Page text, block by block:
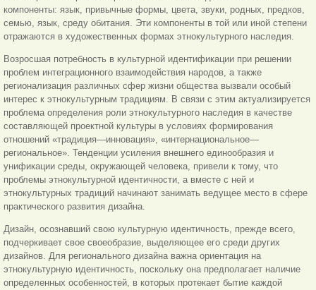
компоненты: язык, привычные формы, цвета, звуки, родных, предков,
семью, язык, среду обитания. Эти компоненты в той или иной степени
отражаются в художественных формах этнокультурного наследия.
Возросшая потребность в культурной идентификации при решении
проблем интеграционного взаимодействия народов, а также
регионализация различных сфер жизни общества вызвали особый
интерес к этнокультурным традициям. В связи с этим актуализируется
проблема определения роли этнокультурного наследия в качестве
составляющей проектной культуры в условиях формирования
отношений «традиция—инновация», «интернациональное—
региональное». Тенденции усиления внешнего единообразия и
унификации среды, окружающей человека, привели к тому, что
проблемы этнокультурной идентичности, а вместе с ней и
этнокультурных традиций начинают занимать ведущее место в сфере
практического развития дизайна.
Дизайн, осознавший свою культурную идентичность, прежде всего,
подчеркивает свое своеобразие, выделяющее его среди других
дизайнов. Для регионального дизайна важна ориентация на
этнокультурную идентичность, поскольку она предполагает наличие
определенных особенностей, в которых протекает бытие каждой